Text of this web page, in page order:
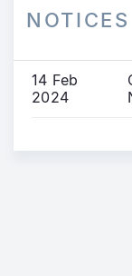
NOTICES
14 Feb
2024